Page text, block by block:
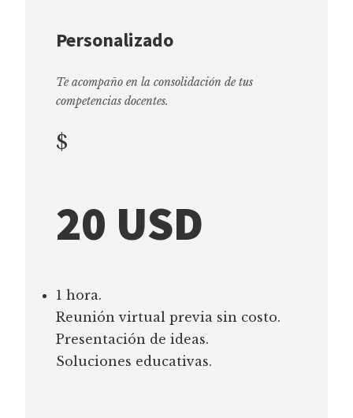
Personalizado
Te acompaño en la consolidación de tus
competencias docentes.
$
20 USD
1 hora.
Reunión virtual previa sin costo.
Presentación de ideas.
Soluciones educativas.